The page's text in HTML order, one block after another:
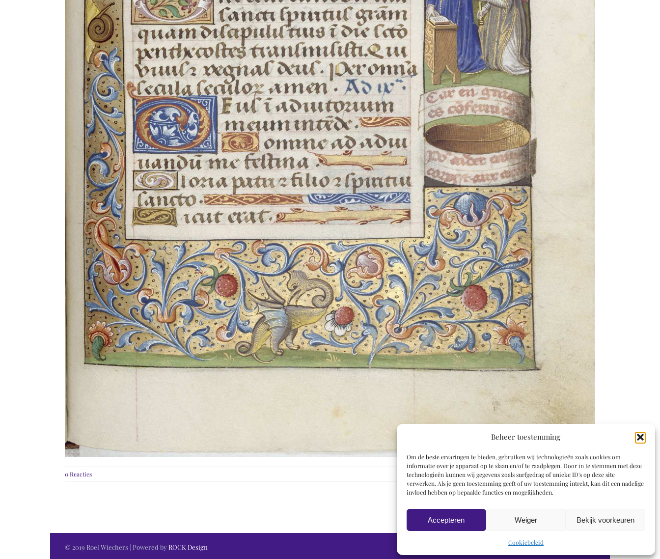
Beheer toestemming
Om de beste ervaringen te bieden, gebruiken wij technologieën zoals cookies om
informatie over je apparaat op te slaan en/of te raadplegen. Door in te stemmen met deze
technologieën kunnen wij gegevens zoals surfgedrag of unieke ID's op deze site
verwerken. Als je geen toestemming geeft of uw toestemming intrekt, kan dit een nadelige
invloed hebben op bepaalde functies en mogelijkheden.
Accepteren Weiger Bekijk voorkeuren
Cookiebeleid
0 Reacties
© 2019 Roel Wiechers | Powered by ROCK Design